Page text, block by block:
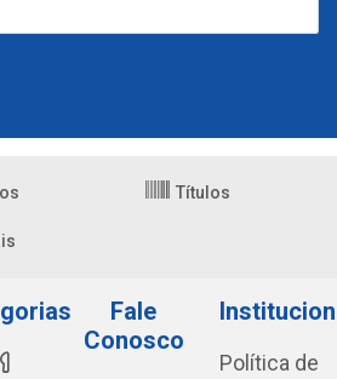
Títulos
Fale
Conosco
Política de